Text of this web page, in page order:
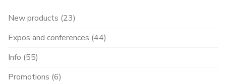
New products (23)
Expos and conferences (44)
Info (55)
Promotions (6)